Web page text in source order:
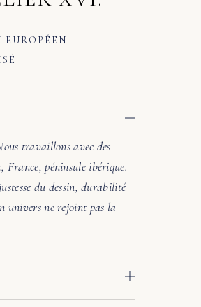
EUROPÉEN
travaillons avec des
France, péninsule ibérique.
du dessin, durabilité
univers ne rejoint pas la